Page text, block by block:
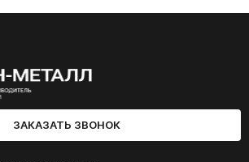
ЗАКАЗАТЬ ЗВОНОК